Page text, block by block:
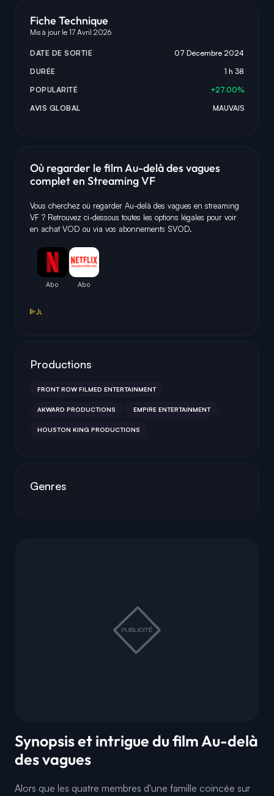
Synopsis et intrigue du film Au-delà
des vagues
Alors que les quatre membres d'une famille coincée sur
Fiche Technique
Mis à jour le 17 Avril 2026
DATE DE SORTIE
07 Décembre 2024
DURÉE
1 h 38
POPULARITÉ
+27.00%
AVIS GLOBAL
MAUVAIS
Où regarder le film Au-delà des vagues
complet en Streaming VF
Vous cherchez où regarder Au-delà des vagues en streaming
VF ? Retrouvez ci-dessous toutes les options légales pour voir
en achat VOD ou via vos abonnements SVOD.
Productions
FRONT ROW FILMED ENTERTAINMENT
AKWARD PRODUCTIONS EMPIRE ENTERTAINMENT
HOUSTON KING PRODUCTIONS
Genres